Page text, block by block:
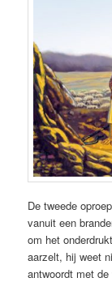
De tweede
vanuit een
om het
aarzelt, hij weet
antwoordt met de